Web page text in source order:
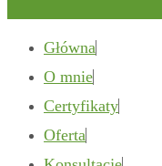
Główna
O mnie
Certyfikaty
Oferta